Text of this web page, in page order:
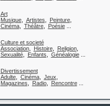
Art
Musique, Artistes Peinture,
Cinéma, Théâtre, Poésie...
Culture et societé
Association, Histoire, Religion,
Sexualité, Enfants Généalogie...
Divertissement
Adulte, Cinéma, Jeux
Magazines
Radio, Rencontre...